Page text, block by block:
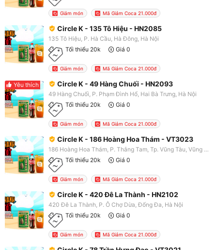
Giảm món Mã Giảm Coca 21.000đ
Circle K - 135 Tô Hiệu - HN2085
135 Tô Hiệu, P. Hà Cầu, Hà Đông, Hà Nội
Tối thiểu 20k
Giá 0
Giảm món Mã Giảm Coca 21.000đ
Yêu thích Circle K - 49 Hàng Chuối - HN2093
49 Hàng Chuối, P. Phạm Đình Hổ, Hai Bà Trưng, Hà Nội
Tối thiểu 20k
Giá 0
Giảm món Mã Giảm Coca 21.000đ
Circle K - 186 Hoàng Hoa Thám - VT3023
186 Hoàng Hoa Thám, P. Thắng Tam, Tp. Vũng Tàu, Vũng Tàu
Tối thiểu 20k
Giá 0
Giảm món Mã Giảm Coca 21.000đ
Circle K - 420 Đê La Thành - HN2102
420 Đê La Thành, P. Ô Chợ Dừa, Đống Đa, Hà Nội
Tối thiểu 20k
Giá 0
Giảm món Mã Giảm Coca 21.000đ